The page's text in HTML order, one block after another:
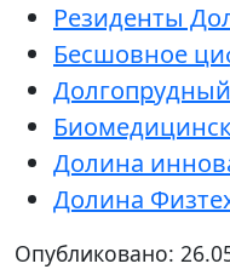
Резиденты
Бесшовное
Долина
Долина
Опубликовано: